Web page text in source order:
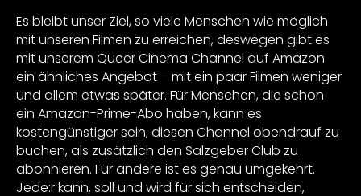
Es bleibt unser Ziel, so viele Menschen wie möglich
mit unseren Filmen zu erreichen, deswegen gibt es
mit unserem Queer Cinema Channel auf Amazon
ein ähnliches Angebot – mit ein paar Filmen weniger
und allem etwas später. Für Menschen, die schon
ein Amazon-Prime-Abo haben, kann es
kostengünstiger sein, diesen Channel obendrauf zu
buchen, als zusätzlich den Salzgeber Club zu
abonnieren. Für andere ist es genau umgekehrt.
Jede:r kann, soll und wird für sich entscheiden,